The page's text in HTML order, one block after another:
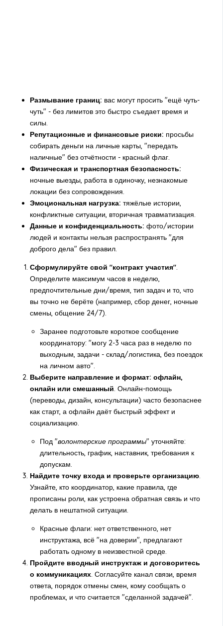
Размывание границ: вас могут просить "ещё чуть-
чуть" - без лимитов это быстро съедает время и
силы.
Репутационные и финансовые риски: просьбы
собирать деньги на личные карты, "передать
наличные" без отчётности - красный флаг.
Физическая и транспортная безопасность:
ночные выезды, работа в одиночку, незнакомые
локации без сопровождения.
Эмоциональная нагрузка: тяжёлые истории,
конфликтные ситуации, вторичная травматизация.
Данные и конфиденциальность: фото/истории
людей и контакты нельзя распространять "для
доброго дела" без правил.
Сформулируйте свой "контракт участия".
Определите максимум часов в неделю,
предпочтительные дни/время, тип задач и то, что
вы точно не берёте (например, сбор денег, ночные
смены, общение 24/7).
Заранее подготовьте короткое сообщение
координатору: "могу 2-3 часа раз в неделю по
выходным, задачи - склад/логистика, без поездок
на личном авто".
Выберите направление и формат: офлайн,
онлайн или смешанный . Онлайн-помощь
(переводы, дизайн, консультации) часто безопаснее
как старт, а офлайн даёт быстрый эффект и
социализацию.
Под "волонтерские программы" уточняйте:
длительность, график, наставник, требования к
допускам.
Найдите точку входа и проверьте организацию.
Узнайте, кто координатор, какие правила, где
прописаны роли, как устроена обратная связь и что
делать в нештатной ситуации.
Красные флаги: нет ответственного, нет
инструктажа, всё "на доверии", предлагают
работать одному в неизвестной среде.
Пройдите вводный инструктаж и договоритесь
о коммуникациях. Согласуйте канал связи, время
ответа, порядок отмены смен, кому сообщать о
проблемах, и что считается "сделанной задачей".